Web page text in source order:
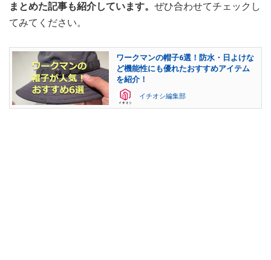
まとめた記事も紹介しています。 ぜひ合わせてチェックし
てみてください。
ワークマンの帽子6選！防水・日よけな
ど機能性にも優れたおすすめアイテム
を紹介！
イチオシ編集部